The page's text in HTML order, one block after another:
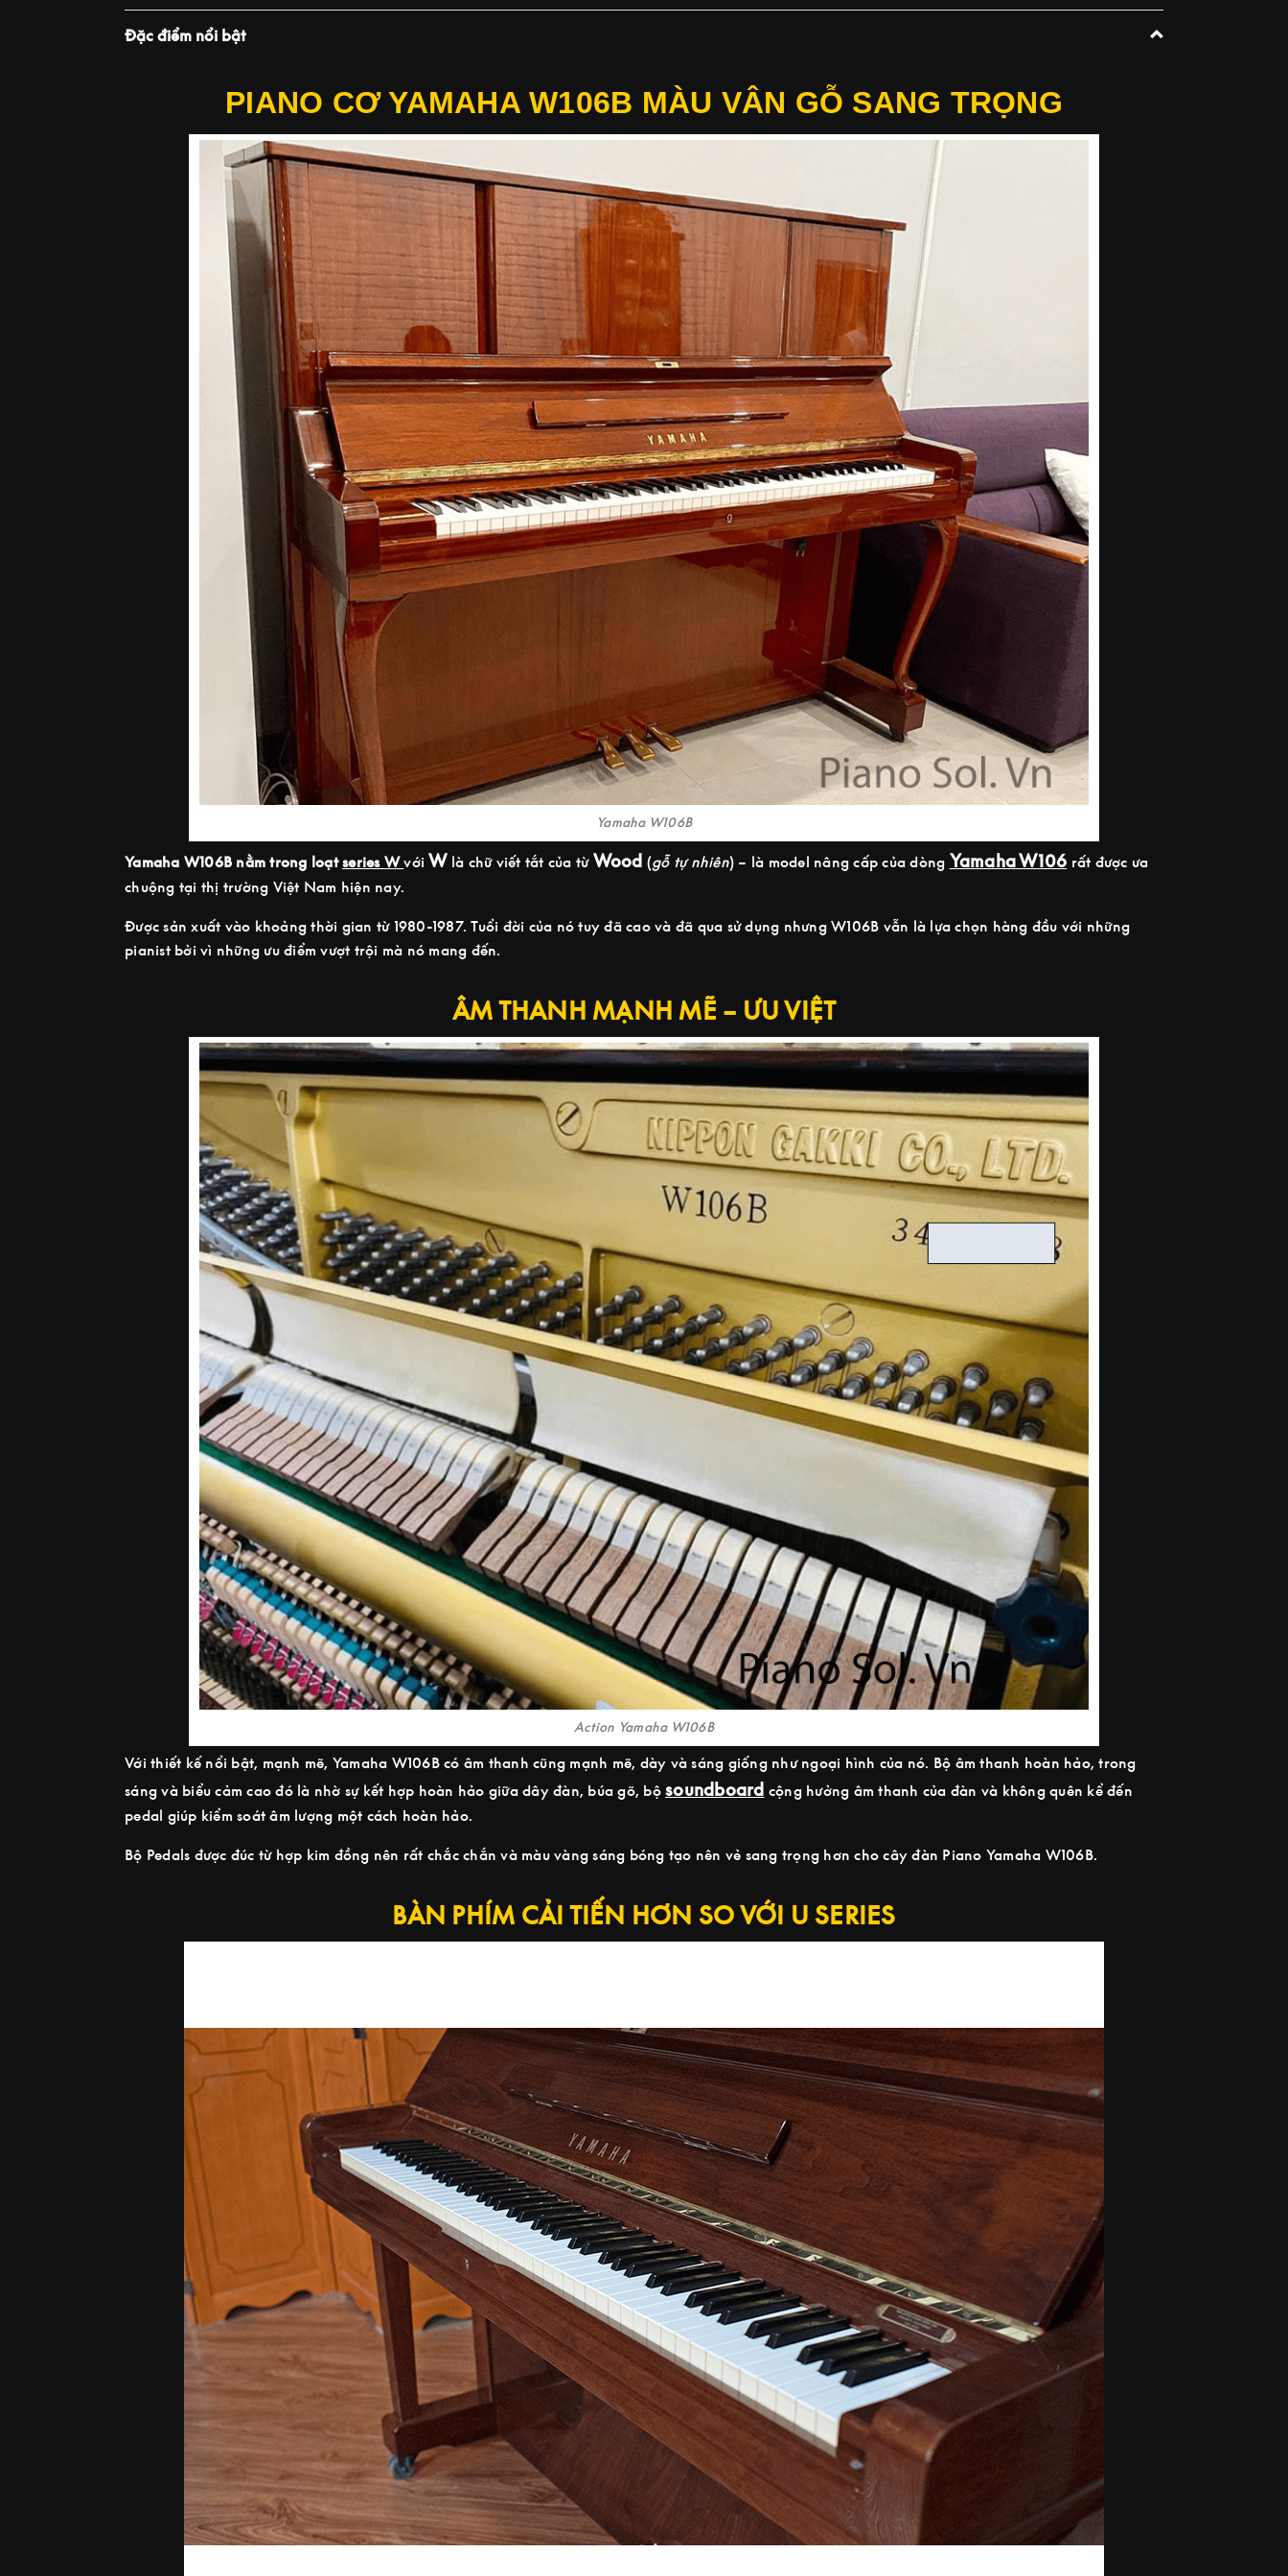
Đặc điểm nổi bật
PIANO CƠ YAMAHA W106B MÀU VÂN GỖ SANG TRỌNG
Yamaha W106B
Yamaha W106B nằm trong loạtseries Wvới W là chữ viết tắt của từ Wood (gỗ tự nhiên) – là model nâng cấp của dòng Yamaha W106 rất được ưa
chuộng tại thị trường Việt Nam hiện nay.
Được sản xuất vào khoảng thời gian từ 1980-1987. Tuổi đời của nó tuy đã cao và đã qua sử dụng nhưng W106B vẫn là lựa chọn hàng đầu với những
pianist bởi vì những ưu điểm vượt trội mà nó mang đến.
ÂM THANH MẠNH MẼ – ƯU VIỆT
Action Yamaha W106B
Với thiết kế nổi bật, mạnh mẽ, Yamaha W106B có âm thanh cũng mạnh mẽ, dày và sáng giống như ngoại hình của nó. Bộ âm thanh hoàn hảo, trong
sáng và biểu cảm cao đó là nhờ sự kết hợp hoàn hảo giữa dây đàn, búa gõ, bộ soundboard cộng hưởng âm thanh của đàn và không quên kể đến
pedal giúp kiểm soát âm lượng một cách hoàn hảo.
Bộ Pedals được đúc từ hợp kim đồng nên rất chắc chắn và màu vàng sáng bóng tạo nên vẻ sang trọng hơn cho cây đàn Piano Yamaha W106B.
BÀN PHÍM CẢI TIẾN HƠN SO VỚI U SERIES